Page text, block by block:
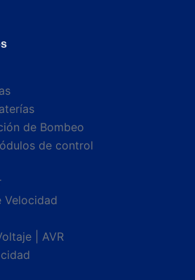
de Bombeo
de control
Velocidad
| AVR